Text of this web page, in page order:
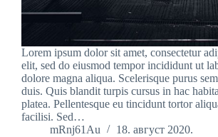
Lorem ipsum dolor sit amet, consectetur
elit, sed do eiusmod tempor incididunt ut
dolore magna aliqua. Scelerisque purus
duis. Quis blandit turpis cursus in hac
platea. Pellentesque eu tincidunt tortor
facilisi. Sed…
mRnj61Au
18. август 2020.